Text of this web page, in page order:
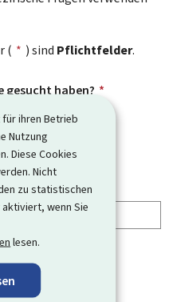
ihren Betrieb
Nutzung
Diese Cookies
Nicht
zu statistischen
wenn Sie
lesen.
( * ) sind Pflichtfelder.
gesucht haben? *